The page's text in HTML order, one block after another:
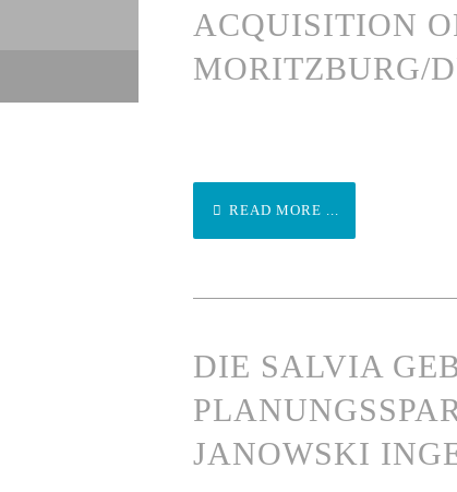
ACQUISITION
MORITZBURG/
READ MORE ...
DIE SALVIA
JANOWSKI